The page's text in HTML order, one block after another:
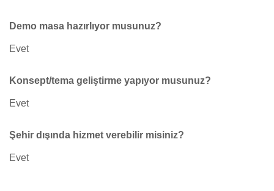
Demo masa hazırlıyor musunuz?
Evet
Konsept/tema geliştirme yapıyor musunuz?
Evet
Şehir dışında hizmet verebilir misiniz?
Evet